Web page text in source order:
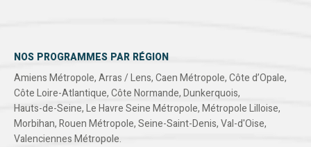
NOS PROGRAMMES PAR RÉGION
Amiens Métropole,Arras / Lens,Caen Métropole,Côte d’Opale,
Côte Loire-Atlantique,Côte Normande,Dunkerquois,
Hauts-de-Seine,Le Havre Seine Métropole,Métropole Lilloise,
Morbihan,Rouen Métropole,Seine-Saint-Denis,Val-d'Oise,
Valenciennes Métropole.